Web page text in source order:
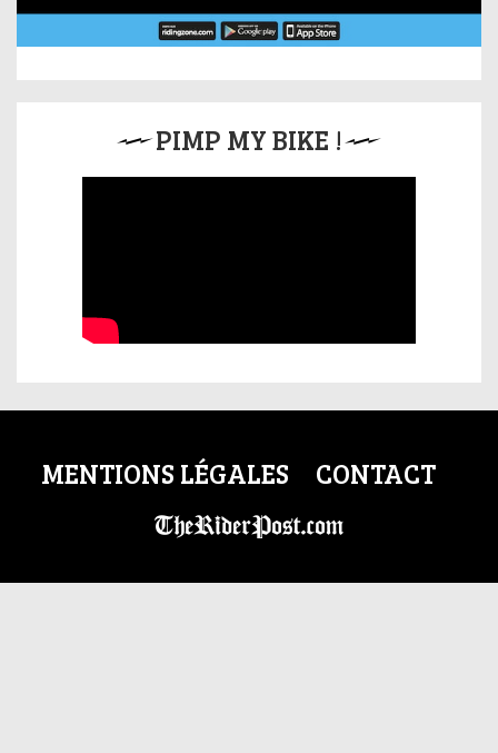
PIMP MY BIKE !
MENTIONS LÉGALES CONTACT